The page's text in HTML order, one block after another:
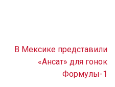
В Мексике представили
«Ансат» для гонок
Формулы-1